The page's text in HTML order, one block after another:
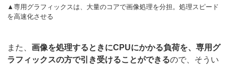
▲専用グラフィックスは、大量のコアで画像処理を分担。処理スピード
を高速化させる
また、画像を処理するときにCPUにかかる負荷を、専用グ
ラフィックスの方で引き受けることができるので、そうい